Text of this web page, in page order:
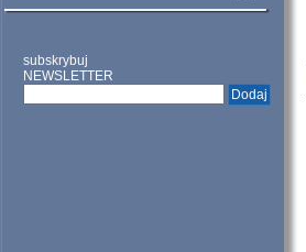
subskrybuj
NEWSLETTER